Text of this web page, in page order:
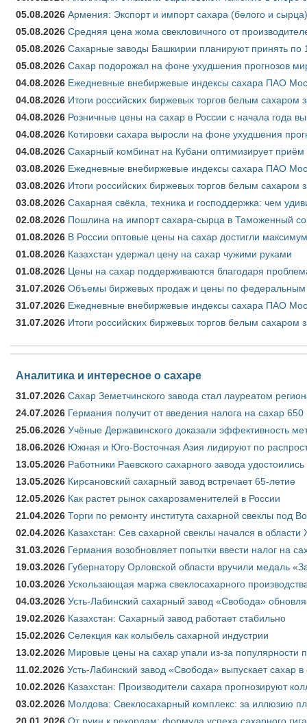
05.08.2026 Армения: Экспорт и импорт сахара (белого и
05.08.2026 Средняя цена жома свекловичного от
05.08.2026 Сахарные заводы Башкирии планируют принять по
05.08.2026 Сахар подорожал на фоне ухудшения прогнозов
04.08.2026 Ежедневные внебиржевые индексы сахара ПАО
04.08.2026 Итоги российских биржевых торгов белым сахаром
04.08.2026 Розничные цены на сахар в России с начала года
04.08.2026 Котировки сахара выросли на фоне ухудшения
04.08.2026 Сахарный комбинат на Кубани оптимизирует приём
03.08.2026 Ежедневные внебиржевые индексы сахара ПАО
03.08.2026 Итоги российских биржевых торгов белым сахаром
03.08.2026 Сахарная свёкла, техника и господдержка: чем
02.08.2026 Пошлина на импорт сахара-сырца в Таможенный
01.08.2026 В России оптовые цены на сахар достигли
01.08.2026 Казахстан удержал цену на сахар чужими руками
01.08.2026 Цены на сахар поддерживаются благодаря
31.07.2026 Объемы биржевых продаж и цены по федеральным
31.07.2026 Ежедневные внебиржевые индексы сахара ПАО
31.07.2026 Итоги российских биржевых торгов белым сахаром
Аналитика и интересное о сахаре
31.07.2026 Сахар Земетчинского завода стал лауреатом
24.07.2026 Германия получит от введения налога на сахар
25.06.2026 Учёные Державинского доказали эффективность
18.06.2026 Южная и Юго-Восточная Азия лидируют по
13.05.2026 Работники Раевского сахарного завода удостоились
13.05.2026 Кирсановский сахарный завод встречает 65-летие
12.05.2026 Как растет рынок сахарозаменителей в России
21.04.2026 Торги по ремонту института сахарной свеклы под
02.04.2026 Казахстан: Сев сахарной свеклы начался в области
31.03.2026 Германия возобновляет попытки ввести налог на
19.03.2026 Губернатору Орловской области вручили медаль
10.03.2026 Ускользающая маржа свеклосахарного
04.03.2026 Усть-Лабинский сахарный завод «Свобода»
19.02.2026 Казахстан: Сахарный завод работает стабильно
15.02.2026 Селекция как колыбель сахарной индустрии
13.02.2026 Мировые цены на сахар упали из-за популярности
11.02.2026 Усть-Лабинский завод «Свобода» выпускает сахар в
10.02.2026 Казахстан: Производители сахара прогнозируют
03.02.2026 Молдова: Свеклосахарный комплекс: за иллюзию